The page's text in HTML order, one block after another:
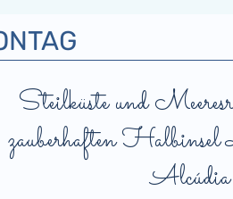
Steilküste und
zauberhaften
Alcúdia